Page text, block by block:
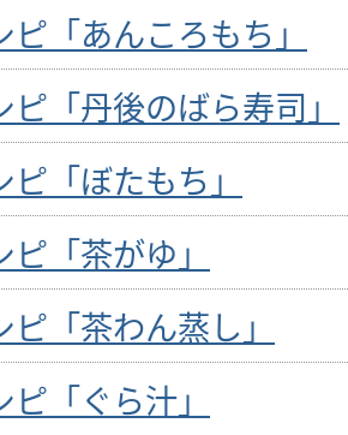
「あんころもち」
「丹後のばら寿司」
「ぼたもち」
「茶がゆ」
「茶わん蒸し」
「ぐら汁」